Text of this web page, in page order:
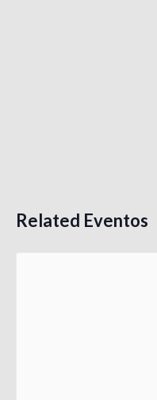
Related Eventos